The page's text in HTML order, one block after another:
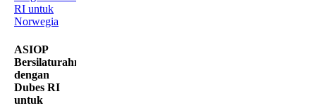
ASIOP
Bersilaturahmi
dengan
Dubes RI
untuk